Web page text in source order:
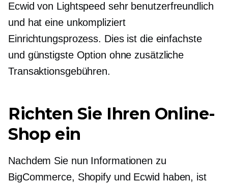
Ecwid von Lightspeed sehr benutzerfreundlich
und hat eine unkompliziert
Einrichtungsprozess. Dies ist die einfachste
und günstigste Option ohne zusätzliche
Transaktionsgebühren.
Richten Sie Ihren Online-
Shop ein
Nachdem Sie nun Informationen zu
BigCommerce, Shopify und Ecwid haben, ist